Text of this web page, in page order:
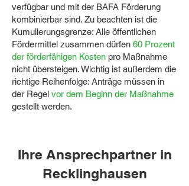
verfügbar und mit der BAFA Förderung
kombinierbar sind. Zu beachten ist die
Kumulierungsgrenze: Alle öffentlichen
Fördermittel zusammen dürfen 60 Prozent
der förderfähigen Kosten pro Maßnahme
nicht übersteigen. Wichtig ist außerdem die
richtige Reihenfolge: Anträge müssen in
der Regel vor dem Beginn der Maßnahme
gestellt werden.
Ihre Ansprechpartner in
Recklinghausen